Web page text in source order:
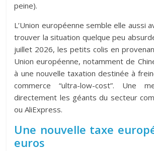
peine).
L’Union européenne semble elle aussi
trouver la situation quelque peu
juillet 2026, les petits colis en
Union européenne, notamment de
à une nouvelle taxation destinée à
commerce “ultra-low-cost”. Une
directement les géants du secteur
ou AliExpress.
Une nouvelle taxe
euros